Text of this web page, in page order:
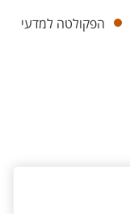
הפקולטה למדעי